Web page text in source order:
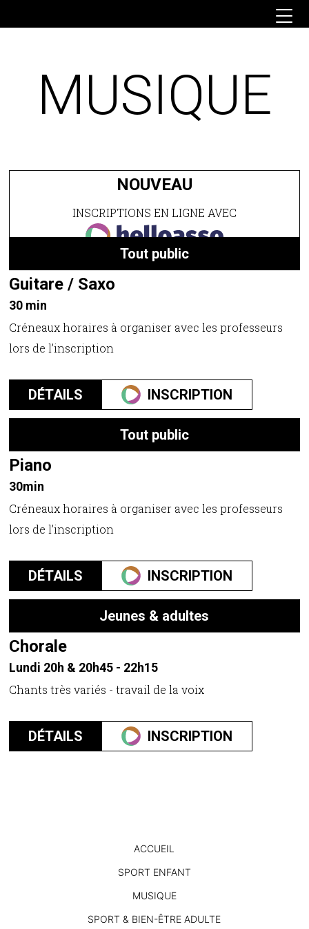
Skip
MUSIQUE
NOUVEAU
INSCRIPTIONS EN LIGNE AVEC
Tout public
Guitare / Saxo
30 min
Créneaux horaires à organiser avec les professeurs
lors de l’inscription
DÉTAILS INSCRIPTION
Tout public
Piano
30min
Créneaux horaires à organiser avec les professeurs
lors de l’inscription
DÉTAILS INSCRIPTION
Jeunes & adultes
Chorale
Lundi 20h & 20h45 - 22h15
Chants très variés - travail de la voix
DÉTAILS INSCRIPTION
ACCUEIL
SPORT ENFANT
MUSIQUE
SPORT & BIEN-ÊTRE ADULTE